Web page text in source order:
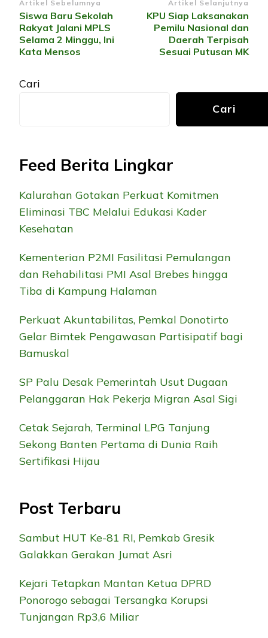
Navigasi
Artikel
Artikel Sebelumnya
Siswa Baru Sekolah
Rakyat Jalani MPLS
Selama 2 Minggu, Ini
Kata Mensos
Artikel Selanjutnya
KPU Siap Laksanakan
Pemilu Nasional dan
Daerah Terpisah
Sesuai Putusan MK
Cari
Cari
Feed Berita Lingkar
Kalurahan Gotakan Perkuat Komitmen
Eliminasi TBC Melalui Edukasi Kader
Kesehatan
Kementerian P2MI Fasilitasi Pemulangan
dan Rehabilitasi PMI Asal Brebes hingga
Tiba di Kampung Halaman
Perkuat Akuntabilitas, Pemkal Donotirto
Gelar Bimtek Pengawasan Partisipatif bagi
Bamuskal
SP Palu Desak Pemerintah Usut Dugaan
Pelanggaran Hak Pekerja Migran Asal Sigi
Cetak Sejarah, Terminal LPG Tanjung
Sekong Banten Pertama di Dunia Raih
Sertifikasi Hijau
Post Terbaru
Sambut HUT Ke-81 RI, Pemkab Gresik
Galakkan Gerakan Jumat Asri
Kejari Tetapkan Mantan Ketua DPRD
Ponorogo sebagai Tersangka Korupsi
Tunjangan Rp3,6 Miliar